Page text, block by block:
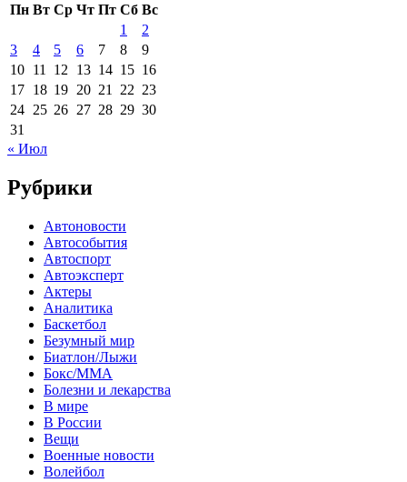
Пн Вт Ср Чт Пт Сб Вс
1
2
3
4 5 6 7 8
9
10 11 12 13 14 15 16
17 18 19 20 21 22 23
24 25 26 27 28 29 30
31
« Июл
Рубрики
Автоновости
Автособытия
Автоспорт
Автоэксперт
Актеры
Аналитика
Баскетбол
Безумный мир
Биатлон/Лыжи
Бокс/MMA
Болезни и лекарства
В мире
В России
Вещи
Военные новости
Волейбол